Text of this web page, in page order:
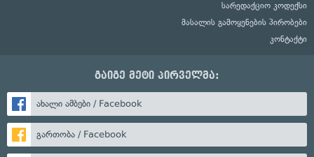
სარედაქციო კოდექსი
მასალის გამოყენების პირობები
კონტაქტი
გაიგე მეტი პირველმა:
ახალი ამბები / Facebook
გართობა / Facebook